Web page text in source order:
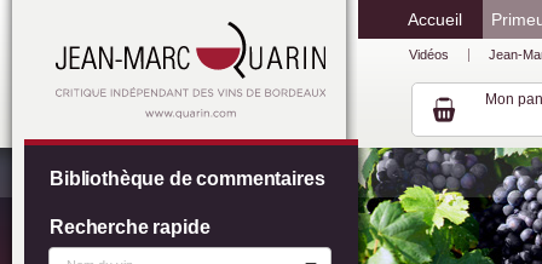
Accueil
Vidéos Jean-
Mon
Bibliothèque de commentaires
Recherche rapide